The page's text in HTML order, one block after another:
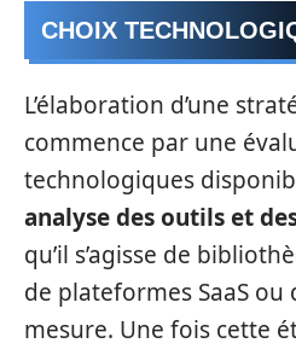
CHOIX
L’élaboration d’une
commence par une
technologiques
analyse des outils et
qu’il s’agisse de
de plateformes SaaS
mesure. Une fois cette